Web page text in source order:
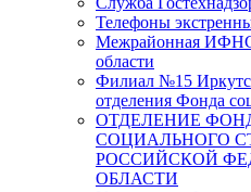
Телефоны
Межрайонная
области
Филиал №15
отделения Фонда
ОТДЕЛЕНИЕ
СОЦИАЛЬНОГО
РОССИЙСКОЙ
ОБЛАСТИ